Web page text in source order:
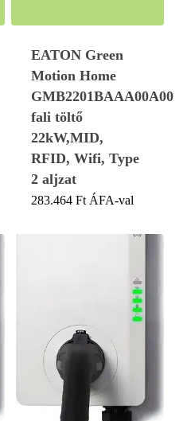
EATON Green
Motion Home
GMB2201BAAA00A00
fali töltő
22kW,MID,
RFID, Wifi, Type
2 aljzat
283.464Ft ÁFA-val